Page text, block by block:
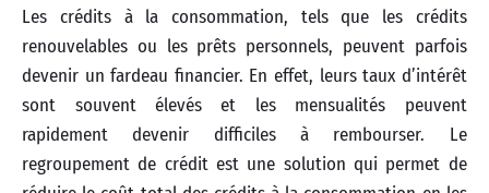
Les crédits à la consommation, tels que les crédits
renouvelables ou les prêts personnels, peuvent parfois
devenir un fardeau financier. En effet, leurs taux d’intérêt
sont souvent élevés et les mensualités peuvent
rapidement devenir difficiles à rembourser. Le
regroupement de crédit est une solution qui permet de